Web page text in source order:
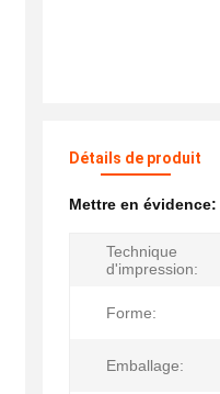
Détails de produit
Mettre en évidence:
Technique
d'impression:
Forme:
Emballage: